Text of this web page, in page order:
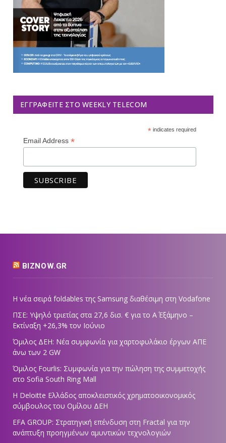
ΕΓΓΡΑΦΕΊΤΕ ΣΤΟ WEEKLY TELECOM
*indicates required
Email Address *
BIZNOW.GR
Η νέα σειρά foldables της Samsung διαθέσιμη στη Vodafone
ΠΣΕ: Υψηλό τριετίας στα 27,6 δισ. € για το Α΄ Εξάμηνο –
Εκτίναξη +26,3% τον Ιούνιο
Όμιλος ΔΕΗ: Νέα συμφωνία για χαρτοφυλάκιο έργων ΑΠΕ
άνω των 2 GW
Όμιλος Fourlis: Συμφωνία για την πώληση της συμμετοχής
στο Sofia South Ring Mall
Η Deloitte Ελλάδος αποκλειστικός χρηματοοικονομικός
σύμβουλος του Ομίλου ΔΕΗ
EFA GROUP: Στρατηγική επένδυση στη Fractal για την
ανάπτυξη προηγμένων αμυντικών τεχνολογιών